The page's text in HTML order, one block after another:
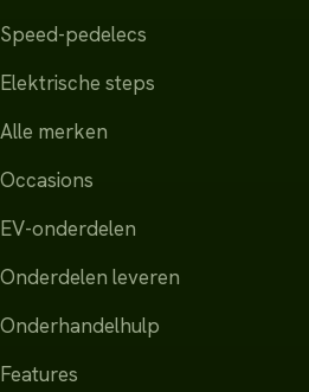
Speed-pedelecs
Elektrische steps
Alle merken
Occasions
EV-onderdelen
Onderdelen leveren
Onderhandelhulp
Features